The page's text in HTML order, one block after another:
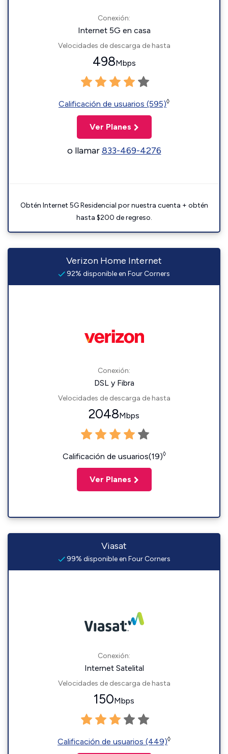
Conexión:
Internet 5G en casa
Velocidades de descarga de hasta
498Mbps
Calificación de usuarios (595)◊
Ver Planes
o llamar833-469-4276
Obtén Internet 5G Residencial por nuestra cuenta + obtén
hasta $200 de regreso.
Verizon Home Internet
92% disponible en Four Corners
Conexión:
DSL y Fibra
Velocidades de descarga de hasta
2048Mbps
Calificación de usuarios(19)◊
Ver Planes
Viasat
99% disponible en Four Corners
Conexión:
Internet Satelital
Velocidades de descarga de hasta
150Mbps
Calificación de usuarios (449)◊